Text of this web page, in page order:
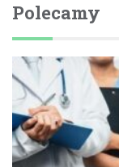
Polecamy